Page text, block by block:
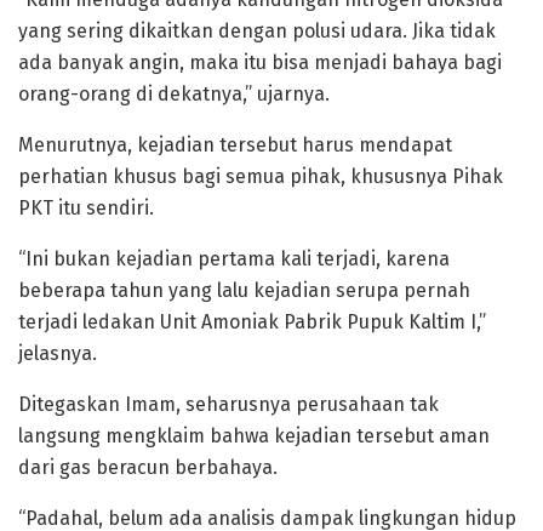
yang sering dikaitkan dengan polusi udara. Jika tidak
ada banyak angin, maka itu bisa menjadi bahaya bagi
orang-orang di dekatnya,” ujarnya.
Menurutnya, kejadian tersebut harus mendapat
perhatian khusus bagi semua pihak, khususnya Pihak
PKT itu sendiri.
“Ini bukan kejadian pertama kali terjadi, karena
beberapa tahun yang lalu kejadian serupa pernah
terjadi ledakan Unit Amoniak Pabrik Pupuk Kaltim I,”
jelasnya.
Ditegaskan Imam, seharusnya perusahaan tak
langsung mengklaim bahwa kejadian tersebut aman
dari gas beracun berbahaya.
“Padahal, belum ada analisis dampak lingkungan hidup